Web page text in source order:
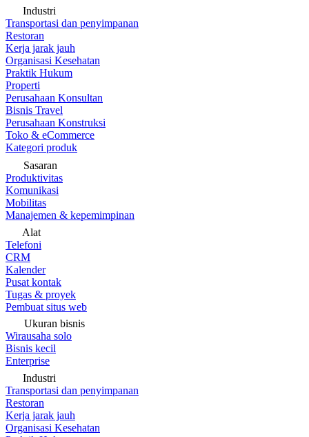
Industri
Transportasi dan penyimpanan
Restoran
Kerja jarak jauh
Organisasi Kesehatan
Praktik Hukum
Properti
Perusahaan Konsultan
Bisnis Travel
Perusahaan Konstruksi
Toko & eCommerce
Kategori produk
Sasaran
Produktivitas
Komunikasi
Mobilitas
Manajemen & kepemimpinan
Alat
Telefoni
CRM
Kalender
Pusat kontak
Tugas & proyek
Pembuat situs web
Ukuran bisnis
Wirausaha solo
Bisnis kecil
Enterprise
Industri
Transportasi dan penyimpanan
Restoran
Kerja jarak jauh
Organisasi Kesehatan